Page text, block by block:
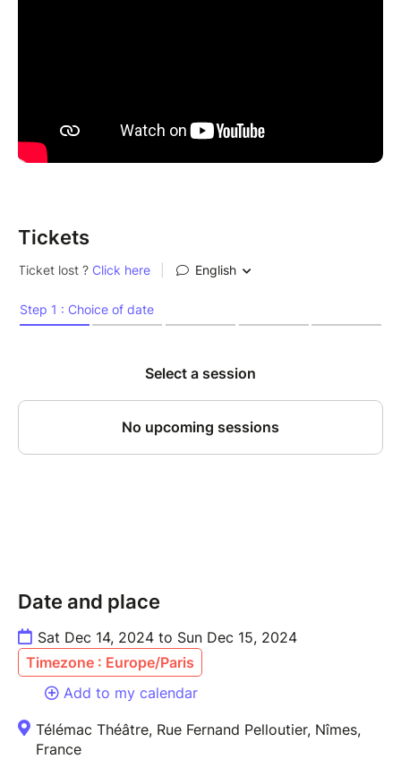
Tickets
Date and place
Sat Dec 14, 2024 to Sun Dec 15, 2024
Timezone : Europe/Paris
Add to my calendar
Télémac Théâtre, Rue Fernand Pelloutier, Nîmes,
France